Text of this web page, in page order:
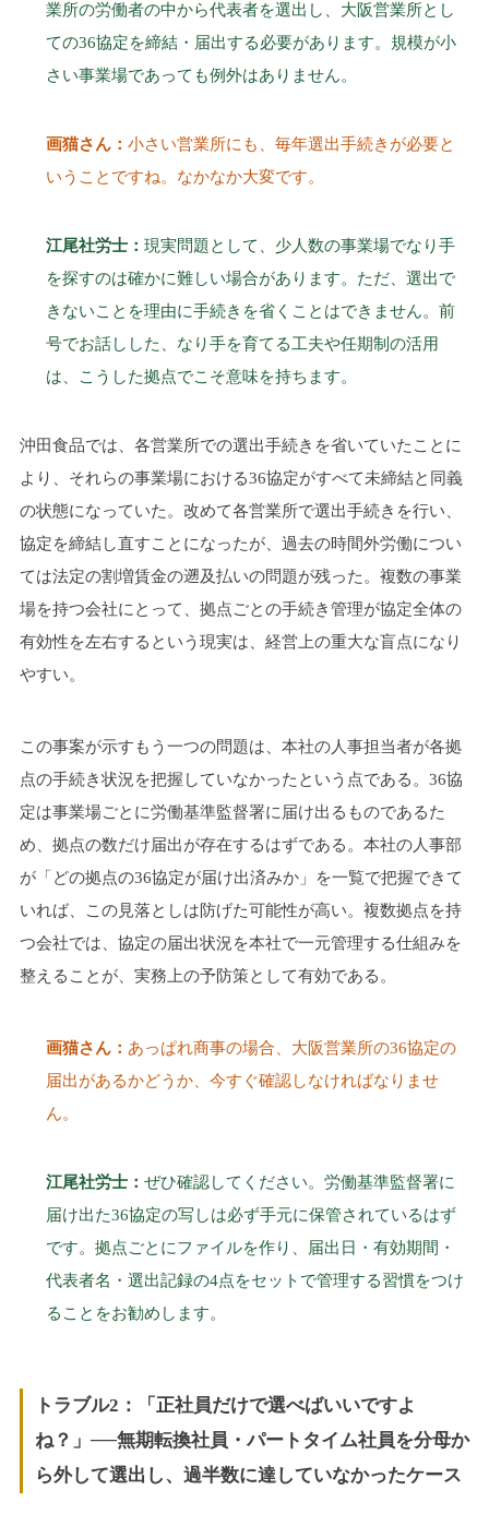
業所の労働者の中から代表者を選出し、大阪営業所とし
ての36協定を締結・届出する必要があります。規模が小
さい事業場であっても例外はありません。
画猫さん： 小さい営業所にも、毎年選出手続きが必要と
いうことですね。なかなか大変です。
江尾社労士： 現実問題として、少人数の事業場でなり手
を探すのは確かに難しい場合があります。ただ、選出で
きないことを理由に手続きを省くことはできません。前
号でお話しした、なり手を育てる工夫や任期制の活用
は、こうした拠点でこそ意味を持ちます。
沖田食品では、各営業所での選出手続きを省いていたことに
より、それらの事業場における36協定がすべて未締結と同義
の状態になっていた。改めて各営業所で選出手続きを行い、
協定を締結し直すことになったが、過去の時間外労働につい
ては法定の割増賃金の遡及払いの問題が残った。複数の事業
場を持つ会社にとって、拠点ごとの手続き管理が協定全体の
有効性を左右するという現実は、経営上の重大な盲点になり
やすい。
この事案が示すもう一つの問題は、本社の人事担当者が各拠
点の手続き状況を把握していなかったという点である。36協
定は事業場ごとに労働基準監督署に届け出るものであるた
め、拠点の数だけ届出が存在するはずである。本社の人事部
が「どの拠点の36協定が届け出済みか」を一覧で把握できて
いれば、この見落としは防げた可能性が高い。複数拠点を持
つ会社では、協定の届出状況を本社で一元管理する仕組みを
整えることが、実務上の予防策として有効である。
画猫さん： あっぱれ商事の場合、大阪営業所の36協定の
届出があるかどうか、今すぐ確認しなければなりませ
ん。
江尾社労士： ぜひ確認してください。労働基準監督署に
届け出た36協定の写しは必ず手元に保管されているはず
です。拠点ごとにファイルを作り、届出日・有効期間・
代表者名・選出記録の4点をセットで管理する習慣をつけ
ることをお勧めします。
トラブル2：「正社員だけで選べばいいですよ
ね？」──無期転換社員・パートタイム社員を分母か
ら外して選出し、過半数に達していなかったケース